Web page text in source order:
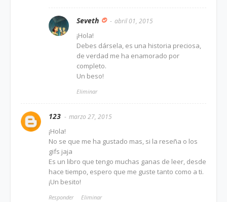
Seveth abril 01, 2015
¡Hola!
Debes dársela, es una historia preciosa,
de verdad me ha enamorado por
completo.
Un beso!
Eliminar
123 marzo 27, 2015
¡Hola!
No se que me ha gustado mas, si la reseña o los
gifs jaja
Es un libro que tengo muchas ganas de leer, desde
hace tiempo, espero que me guste tanto como a ti.
¡Un besito!
Responder Eliminar